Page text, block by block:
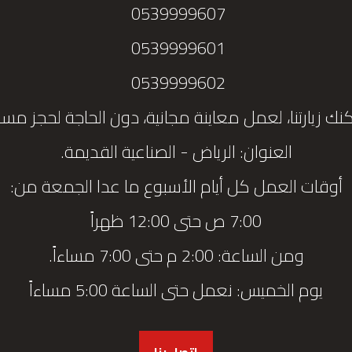
0539999607
0539999601
0539999602
زيارتنا، لعمل معاينة مجانية، دون الحاجة لحجز
العنوان: الرياض - الصناعية القديمة.
أوقات العمل كل أيام الأسبوع ما عدا الجمعة من:
7:00 ص حتى 12:00 ظهراً
ومن الساعة: 2:00 م حتى 7:00 مساءاً.
يوم الخميس: نعمل حتى الساعة 5:00 مساءاً